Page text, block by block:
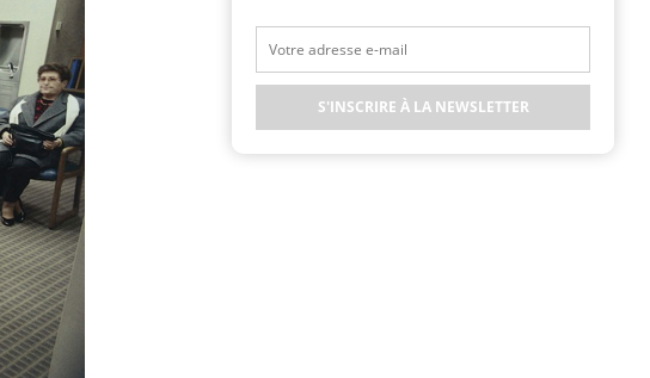
S'INSCRIRE À LA NEWSLETTER